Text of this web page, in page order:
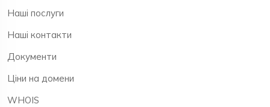
Наші послуги
Наші контакти
Документи
Ціни на домени
WHOIS